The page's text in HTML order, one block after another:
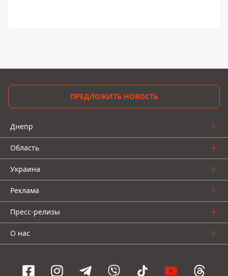
ПРЕДЛОЖИТЬ НОВОСТЬ
Днепр
Область
Украина
Реклама
Пресс-релизы
О нас